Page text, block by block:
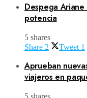
Despega
potencia
5 shares
Share 2 Tweet 1
Aprueban
viajeros en
5 shares